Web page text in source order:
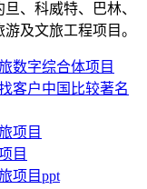
、科威特、巴林、
及文旅工程项目。
数字综合体项目
客户中国比较著名
项目
目
项目ppt